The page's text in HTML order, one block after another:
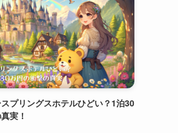
プリングスホテルひどい？1泊30
実！